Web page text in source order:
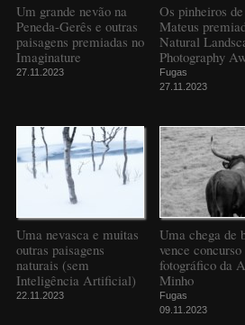
Um grande nevão na
Peneda-Gerês e outras
paisagens premiadas no
Imaginature
27.11.2023
Os pinheiros
Mateus
Natural
Photography
Fugas
27.11.2023
Uma nevasca e muitas
outras paisagens
naturais (sem
Inteligência Artificial)
22.11.2023
Uma chega de
vence concurso
fotográfico da
Minho
Fugas
09.11.2023